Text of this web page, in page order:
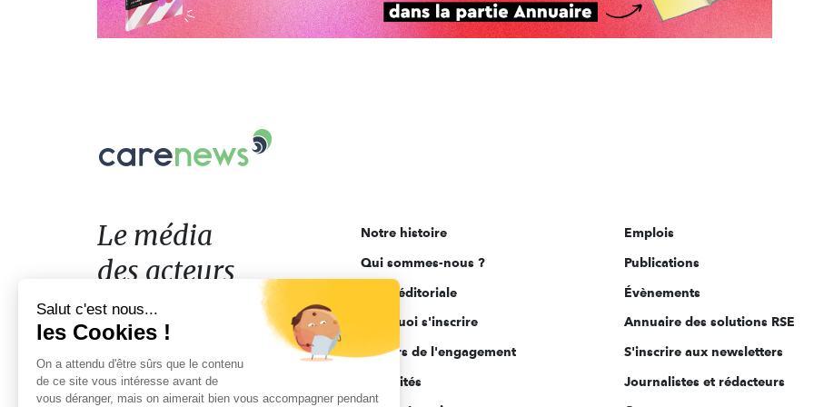
Le
acteurs
de
l'engagement
Le média
des acteurs
de l'engagement
Notre histoire
Qui sommes-nous ?
Ligne éditoriale
Pourquoi s'inscrire
Acteurs de l'engagement
Actualités
Emplois
Publications
Évènements
Annuaire des solutions RSE
S'inscrire aux newsletters
Journalistes et rédacteurs
Salut c'est nous...
les Cookies !
On a attendu d'être sûrs que le contenu
de ce site vous intéresse avant de
vous déranger, mais on aimerait bien vous accompagner pendant